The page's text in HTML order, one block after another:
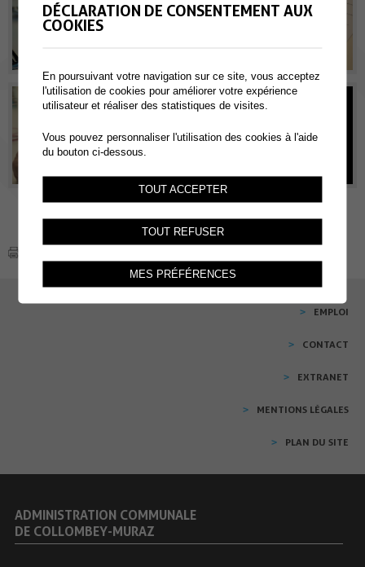
EMPLOI
CONTACT
EXTRANET
MENTIONS LÉGALES
PLAN DU SITE
ADMINISTRATION COMMUNALE
DE COLLOMBEY-MURAZ
DÉCLARATION DE CONSENTEMENT AUX
COOKIES
En poursuivant votre navigation sur ce site, vous acceptez
l'utilisation de cookies pour améliorer votre expérience
utilisateur et réaliser des statistiques de visites.
Vous pouvez personnaliser l'utilisation des cookies à l'aide
du bouton ci-dessous.
TOUT ACCEPTER
TOUT REFUSER
MES PRÉFÉRENCES